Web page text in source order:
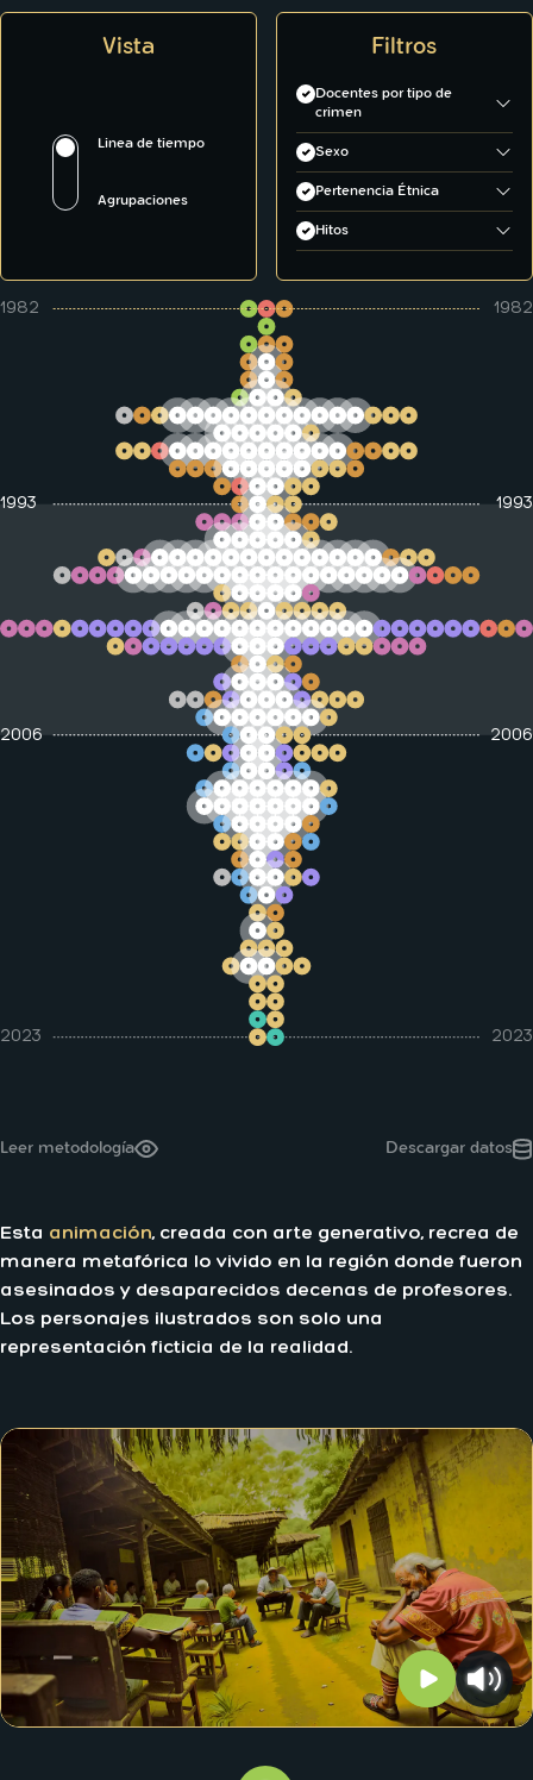
Vista
Linea de tiempo
Agrupaciones
Filtros
Docentes por tipo de
crimen
Desaparición
Sexo
Mujer
Pertenencia Étnica
Indígena
Hitos
Exilio o desplazamiento
JEP y Justicia y Paz
Justicia y paz
Política
1982 1982
1993 1993
2006 2006
2023 2023
Leer metodología Descargar datos
Esta animación, creada con arte generativo, recrea de
manera metafórica lo vivido en la región donde fueron
asesinados y desaparecidos decenas de profesores.
Los personajes ilustrados son solo una
representación ficticia de la realidad.